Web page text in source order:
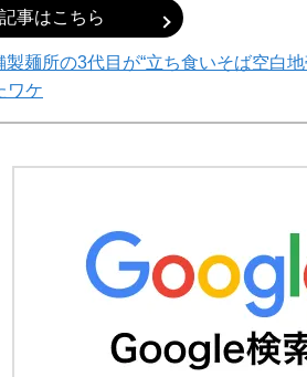
事はこちら
麺所の3代目が“立ち食いそば空白地
ワケ